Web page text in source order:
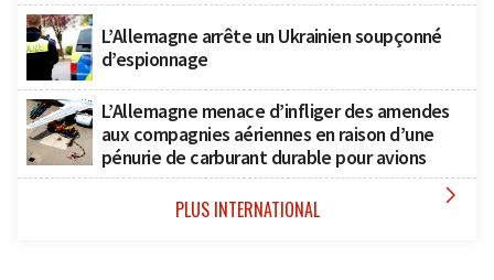
L’Allemagne arrête un Ukrainien soupçonné
d’espionnage
L’Allemagne menace d’infliger des amendes
aux compagnies aériennes en raison d’une
pénurie de carburant durable pour avions
PLUS INTERNATIONAL 